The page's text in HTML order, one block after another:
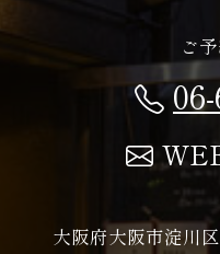
ご
大阪府大阪市淀川